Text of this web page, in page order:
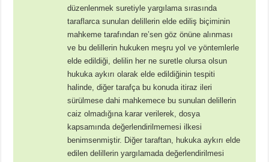
düzenlenmek suretiyle yargılama sırasında
taraflarca sunulan delillerin elde ediliş biçiminin
mahkeme tarafından re’sen göz önüne alınması
ve bu delillerin hukuken meşru yol ve yöntemlerle
elde edildiği, delilin her ne suretle olursa olsun
hukuka aykırı olarak elde edildiğinin tespiti
halinde, diğer tarafça bu konuda itiraz ileri
sürülmese dahi mahkemece bu sunulan delillerin
caiz olmadığına karar verilerek, dosya
kapsamında değerlendirilmemesi ilkesi
benimsenmiştir. Diğer taraftan, hukuka aykırı elde
edilen delillerin yargılamada değerlendirilmesi